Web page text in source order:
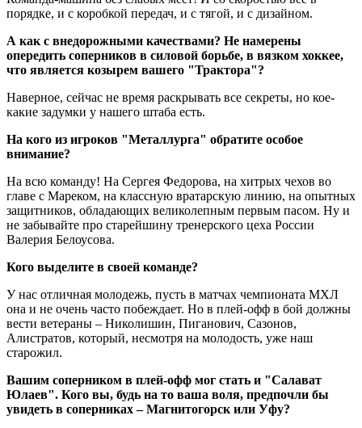
порядке, и с коробкой передач, и с тягой, и с дизайном.
А как с внедорожными качествами? Не намерены
опередить соперников в силовой борьбе, в вязком хоккее,
что является козырем вашего "Трактора"?
Наверное, сейчас не время раскрывать все секреты, но кое-
какие задумки у нашего штаба есть.
На кого из игроков "Металлурга" обратите особое
внимание?
На всю команду! На Сергея Федорова, на хитрых чехов во
главе с Мареком, на классную вратарскую линию, на опытных
защитников, обладающих великолепным первым пасом. Ну и
не забывайте про старейшину тренерского цеха России
Валерия Белоусова.
Кого выделите в своей команде?
У нас отличная молодежь, пусть в матчах чемпионата МХЛ
она и не очень часто побеждает. Но в плей-офф в бой должны
вести ветераны – Николишин, Пиганович, Сазонов,
Алистратов, который, несмотря на молодость, уже наш
старожил.
Вашим соперником в плей-офф мог стать и "Салават
Юлаев". Кого вы, будь на то ваша воля, предпочли бы
увидеть в соперниках – Магнитогорск или Уфу?